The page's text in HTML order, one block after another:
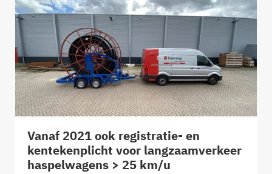
Vanaf 2021 ook registratie- en
kentekenplicht voor langzaamverkeer
haspelwagens > 25 km/u